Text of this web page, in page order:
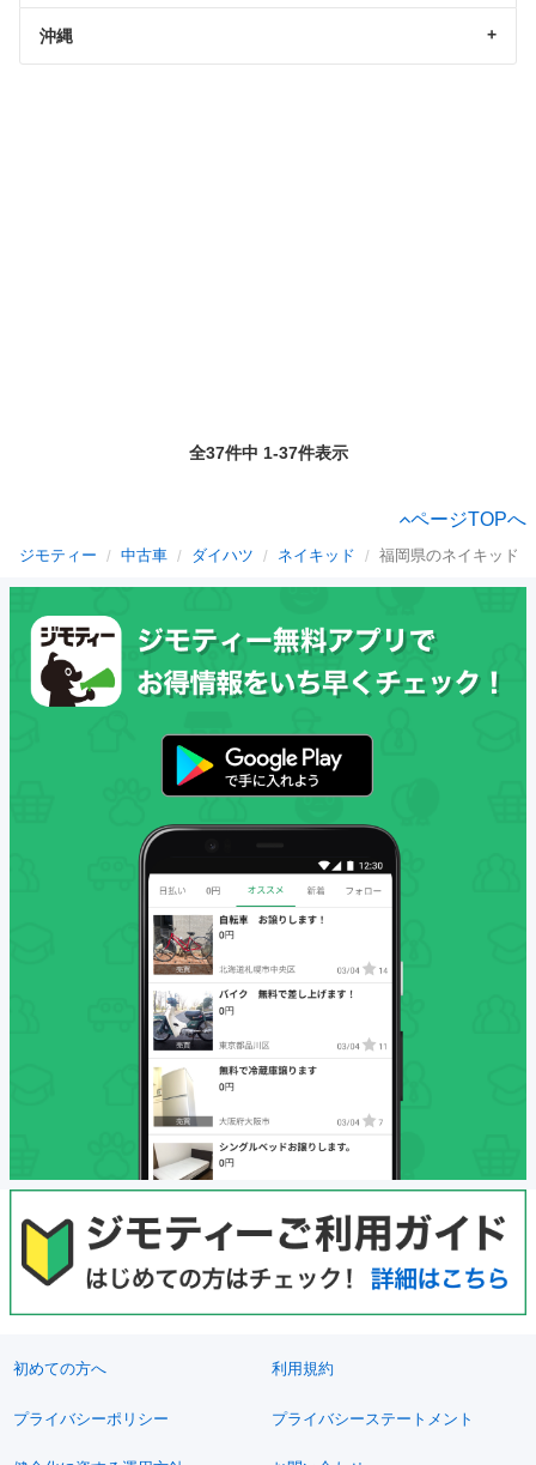
沖縄
全37件中 1-37件表示
ページTOPへ
ジモティー 中古車 ダイハツ ネイキッド 福岡県のネイキッド
初めての方へ 利用規約
プライバシーポリシー プライバシーステートメント